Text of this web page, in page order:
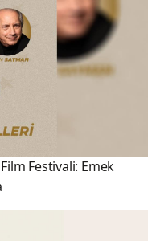
Festivali: Emek